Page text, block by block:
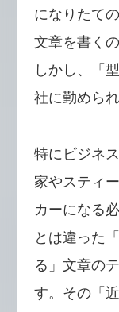
になりたて
文章を書く
しかし、「
社に勤めら
特にビジネ
家やスティ
カーになる
とは違った
る」文章の
す。その「